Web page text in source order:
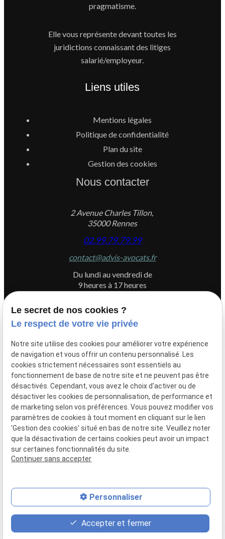
pragmatisme.
Elle vous représente devant toutes les
juridictions connaissant des litiges
salarié/employeur.
Liens utiles
Mentions légales
Politique de confidentialité
Plan du site
Gestion des cookies
Nous contacter
2 Avenue Charles Tillon,
35000 Rennes
02.99.79.79.99
contact@advis-avocats.fr
Du lundi au vendredi de
9 heures à 17 heures
Newletter
Inscrivez-vous à la newsletter du Cabinet ADVIS
place
Plan d'accès
contact_page
Contact
phone
02.99.79.79.99
Le secret de nos cookies ?
Le respect de votre vie privée
Notre site utilise des cookies pour améliorer votre expérience
de navigation et vous offrir un contenu personnalisé. Les
cookies strictement nécessaires sont essentiels au
fonctionnement de base de notre site et ne peuvent pas être
désactivés. Cependant, vous avez le choix d'activer ou de
désactiver les cookies de personnalisation, de performance et
de marketing selon vos préférences. Vous pouvez modifier vos
paramètres de cookies à tout moment en cliquant sur le lien
'Gestion des cookies' situé en bas de notre site. Veuillez noter
que la désactivation de certains cookies peut avoir un impact
sur certaines fonctionnalités du site.
Continuer sans accepter
Personnaliser
Accepter et fermer